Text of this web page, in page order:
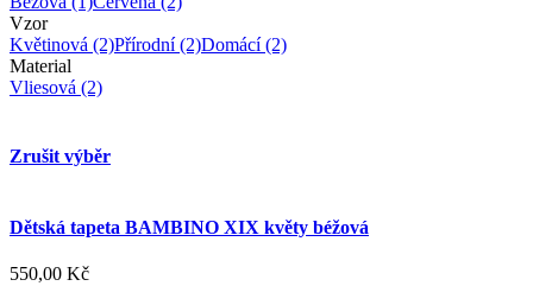
Vzor
Květinová (2)Přírodní(2)Domácí(2)
Material
Vliesová (2)
Zrušit výběr
Dětská tapeta BAMBINO XIX květy béžová
550,00 Kč